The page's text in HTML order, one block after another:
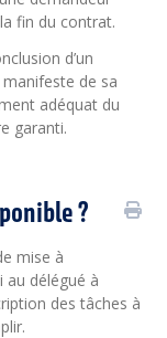
fin du contrat.
d’un
manifeste de sa
adéquat du
garanti.
?
mise à
au délégué à
des tâches à